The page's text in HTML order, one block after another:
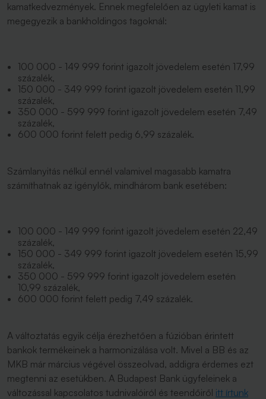
kamatkedvezmények. Ennek megfelelően az ügyleti kamat is
megegyezik a bankholdingos tagoknál:
100 000 - 149 999 forint igazolt jövedelem esetén 17,99
százalék,
150 000 - 349 999 forint igazolt jövedelem esetén 11,99
százalék,
350 000 - 599 999 forint igazolt jövedelem esetén 7,49
százalék,
600 000 forint felett pedig 6,99 százalék.
Számlanyitás nélkül ennél valamivel magasabb kamatra
számíthatnak az igénylők, mindhárom bank esetében:
100 000 - 149 999 forint igazolt jövedelem esetén 22,49
százalék,
150 000 - 349 999 forint igazolt jövedelem esetén 15,99
százalék,
350 000 - 599 999 forint igazolt jövedelem esetén
10,99 százalék,
600 000 forint felett pedig 7,49 százalék.
A változtatás egyik célja érezhetően a fúzióban érintett
bankok termékeinek a harmonizálása volt. Mivel a BB és az
MKB már március végével összeolvad, addigra érdemes ezt
megtenni az esetükben. A Budapest Bank ügyfeleinek a
változással kapcsolatos tudnivalóiról és teendőiről itt írtunk